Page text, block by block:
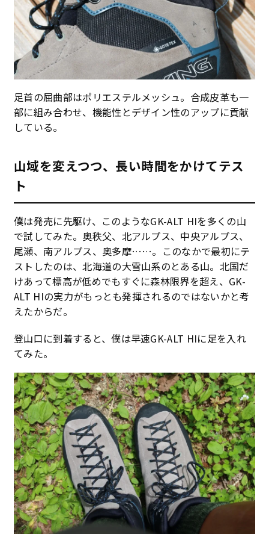
足首の屈曲部はポリエステルメッシュ。合成皮革も一
部に組み合わせ、機能性とデザイン性のアップに貢献
している。
山域を変えつつ、長い時間をかけてテス
ト
僕は発売に先駆け、このようなGK-ALT HIを多くの山
で試してみた。奥秩父、北アルプス、中央アルプス、
尾瀬、南アルプス、奥多摩……。このなかで最初にテ
ストしたのは、北海道の大雪山系のとある山。北国だ
けあって標高が低めでもすぐに森林限界を超え、GK-
ALT HIの実力がもっとも発揮されるのではないかと考
えたからだ。
登山口に到着すると、僕は早速GK-ALT HIに足を入れ
てみた。